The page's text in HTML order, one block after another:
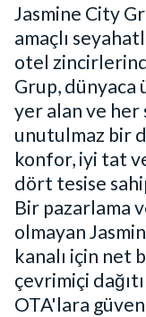
Jasmine City
amaçlı
otel
Grup, dünyaca
yer alan ve
unutulmaz bir
konfor, iyi tat
dört tesise
Bir pazarlama
olmayan
kanalı için net
çevrimiçi
OTA'lara